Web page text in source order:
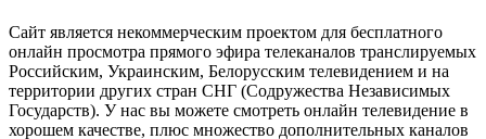
Сайт является некоммерческим проектом для бесплатного
онлайн просмотра прямого эфира телеканалов транслируемых
Российским, Украинским, Белорусским телевидением и на
территории других стран СНГ (Содружества Независимых
Государств). У нас вы можете смотреть онлайн телевидение в
хорошем качестве, плюс множество дополнительных каналов